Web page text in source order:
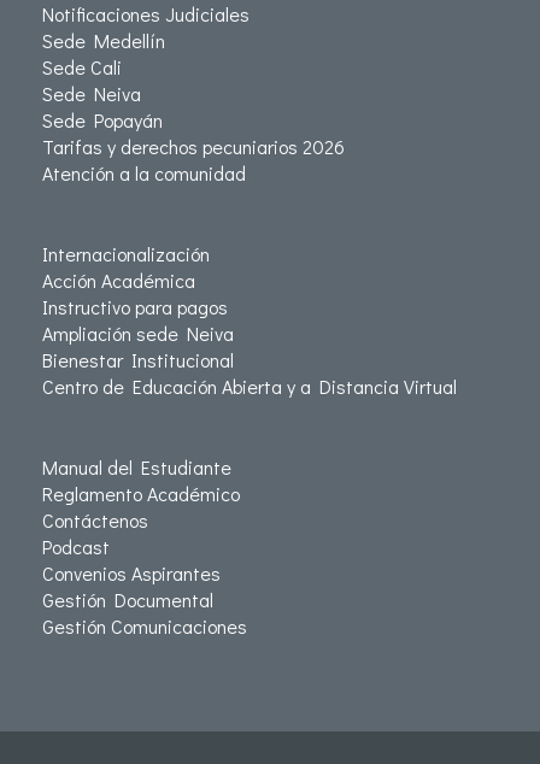
Notificaciones Judiciales
Sede Medellín
Sede Cali
Sede Neiva
Sede Popayán
Tarifas y derechos pecuniarios 2026
Atención a la comunidad
Internacionalización
Acción Académica
Instructivo para pagos
Ampliación sede Neiva
Bienestar Institucional
Centro de Educación Abierta y a Distancia Virtual
Manual del Estudiante
Reglamento Académico
Contáctenos
Podcast
Convenios Aspirantes
Gestión Documental
Gestión Comunicaciones